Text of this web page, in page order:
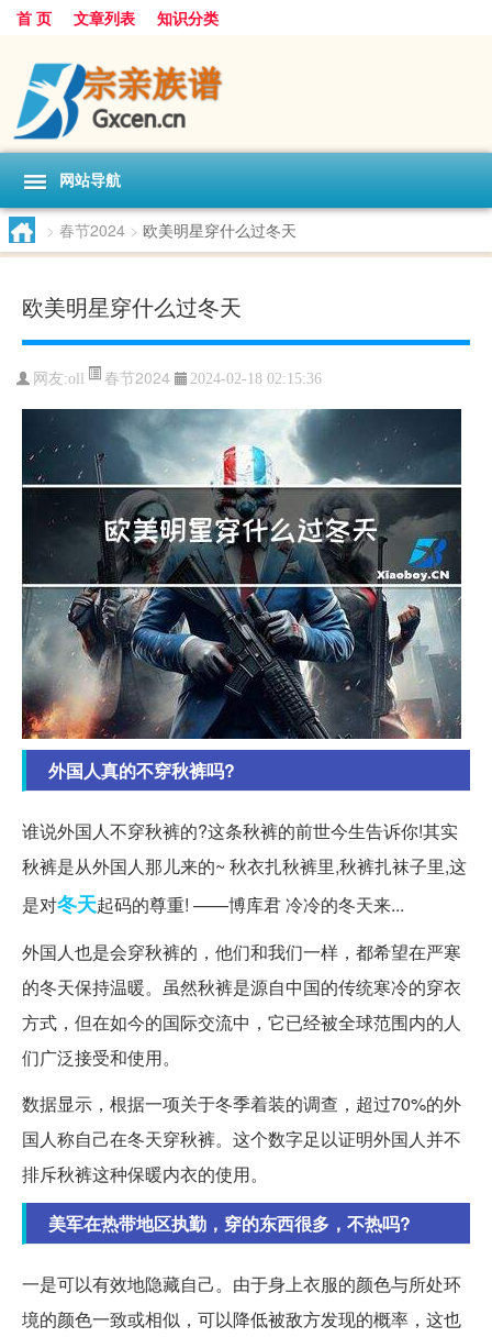
首 页 文章列表 知识分类
网站导航
> 春节2024 > 欧美明星穿什么过冬天
欧美明星穿什么过冬天
网友:oll 春节2024 2024-02-18 02:15:36
外国人真的不穿秋裤吗?
谁说外国人不穿秋裤的?这条秋裤的前世今生告诉你!其实
秋裤是从外国人那儿来的~ 秋衣扎秋裤里,秋裤扎袜子里,这
是对冬天起码的尊重! ——博库君 冷冷的冬天来...
外国人也是会穿秋裤的，他们和我们一样，都希望在严寒
的冬天保持温暖。虽然秋裤是源自中国的传统寒冷的穿衣
方式，但在如今的国际交流中，它已经被全球范围内的人
们广泛接受和使用。
数据显示，根据一项关于冬季着装的调查，超过70%的外
国人称自己在冬天穿秋裤。这个数字足以证明外国人并不
排斥秋裤这种保暖内衣的使用。
美军在热带地区执勤，穿的东西很多，不热吗?
一是可以有效地隐藏自己。由于身上衣服的颜色与所处环
境的颜色一致或相似，可以降低被敌方发现的概率，这也